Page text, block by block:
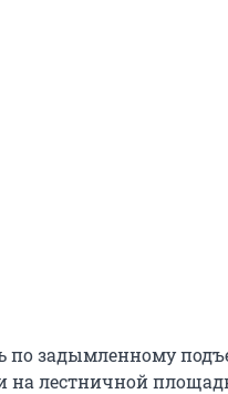
по задымленному
на лестничной